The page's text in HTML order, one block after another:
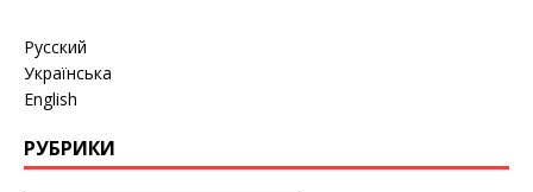
Русский
Українська
English
РУБРИКИ